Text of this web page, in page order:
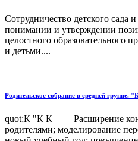
Сотрудничество детского сада
понимании и утверждении
целостного образовательного
и детьми....
Родительское собрание в средней
quot;К "К К Расширение
родителями; моделирование